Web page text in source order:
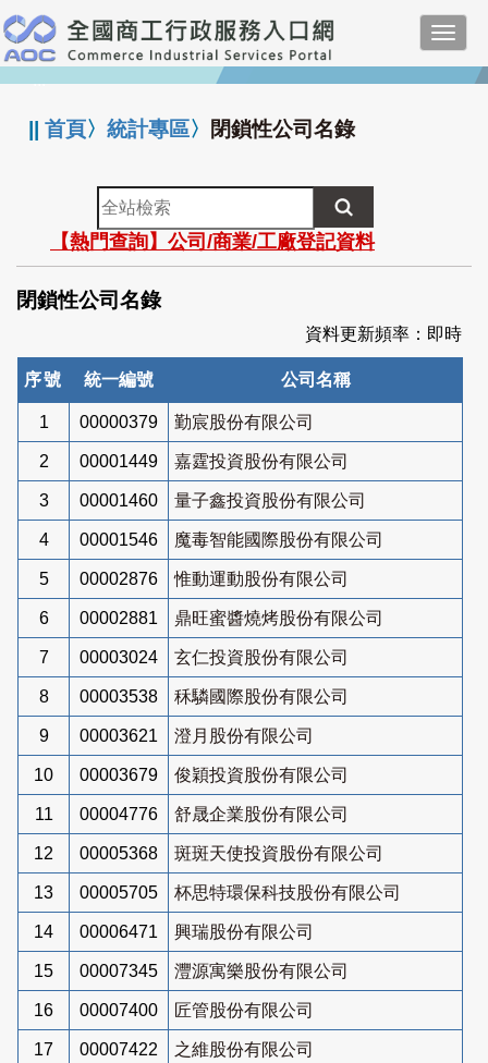
跳
到
主
要
:::
||首頁〉統計專區〉 閉鎖性公司名錄
全
站
檢
索
【熱門查詢】公司/商業/工廠登記資料
閉鎖性公司名錄
資料更新頻率：即時
序號 統一編號 公司名稱
1 00000379 勤宸股份有限公司
2 00001449 嘉霆投資股份有限公司
3 00001460 量子鑫投資股份有限公司
4 00001546 魔毒智能國際股份有限公司
5 00002876 惟動運動股份有限公司
6 00002881 鼎旺蜜醬燒烤股份有限公司
7 00003024 玄仁投資股份有限公司
8 00003538 秝驎國際股份有限公司
9 00003621 澄月股份有限公司
10 00003679 俊穎投資股份有限公司
11 00004776 舒晟企業股份有限公司
12 00005368 斑斑天使投資股份有限公司
13 00005705 杯思特環保科技股份有限公司
14 00006471 興瑞股份有限公司
15 00007345 灃源寓樂股份有限公司
16 00007400 匠管股份有限公司
17 00007422 之維股份有限公司